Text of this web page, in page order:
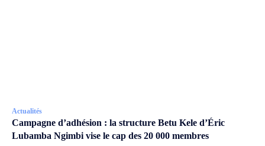
Actualités
Campagne d’adhésion : la structure Betu Kele d’Éric
Lubamba Ngimbi vise le cap des 20 000 membres